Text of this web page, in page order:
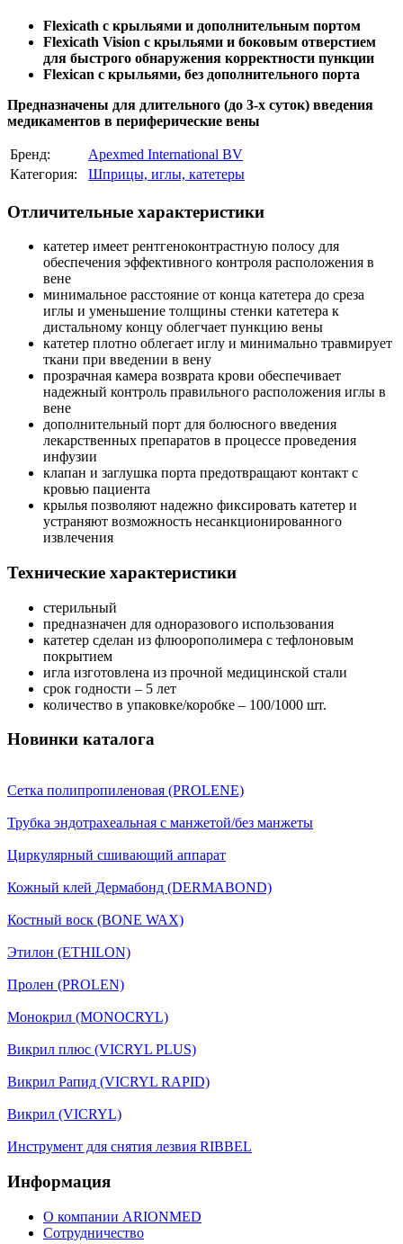
Flexicath с крыльями и дополнительным портом
Flexicath Vision с крыльями и боковым отверстием
для быстрого обнаружения корректности пункции
Flexican с крыльями, без дополнительного порта
Предназначены для длительного (до 3-х суток) введения
медикаментов в периферические вены
Бренд:
Apexmed International BV
Категория:
Шприцы, иглы, катетеры
Отличительные характеристики
катетер имеет рентгеноконтрастную полосу для
обеспечения эффективного контроля расположения в
вене
минимальное расстояние от конца катетера до среза
иглы и уменьшение толщины стенки катетера к
дистальному концу облегчает пункцию вены
катетер плотно облегает иглу и минимально травмирует
ткани при введении в вену
прозрачная камера возврата крови обеспечивает
надежный контроль правильного расположения иглы в
вене
дополнительный порт для болюсного введения
лекарственных препаратов в процессе проведения
инфузии
клапан и заглушка порта предотвращают контакт с
кровью пациента
крылья позволяют надежно фиксировать катетер и
устраняют возможность несанкционированного
извлечения
Технические характеристики
стерильный
предназначен для одноразового использования
катетер сделан из флюорополимера с тефлоновым
покрытием
игла изготовлена из прочной медицинской стали
срок годности – 5 лет
количество в упаковке/коробке – 100/1000 шт.
Новинки каталога
Сетка полипропиленовая (PROLENE)
Трубка эндотрахеальная с манжетой/без манжеты
Циркулярный сшивающий аппарат
Кожный клей Дермабонд (DERMABOND)
Костный воск (BONE WAX)
Этилон (ETHILON)
Пролен (PROLEN)
Монокрил (MONOCRYL)
Викрил плюс (VICRYL PLUS)
Викрил Рапид (VICRYL RAPID)
Викрил (VICRYL)
Инструмент для снятия лезвия RIBBEL
Информация
О компании ARIONMED
Сотрудничество